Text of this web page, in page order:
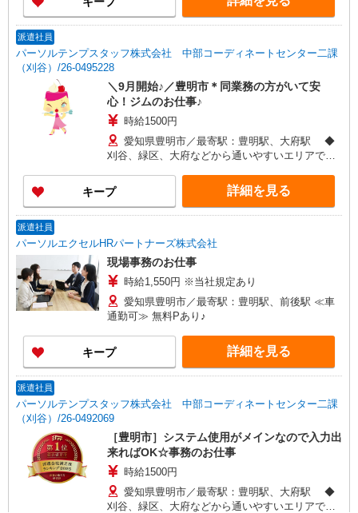
派遣社員
パーソルテンプスタッフ株式会社 中部コーディネートセンター二課
（刈谷）/26-0495228
＼9月開始♪／豊明市＊同業務の方がいて安
心！ジムのお仕事♪
時給1500円
愛知県豊明市／最寄駅：豊明駅、大府駅 ◆
刈谷、緑区、大府などから通いやすいエリアで
キープ 詳細を見る
派遣社員
パーソルエクセルHRパートナーズ株式会社
現場事務のお仕事
時給1,550円 ※当社規定あり
愛知県豊明市／最寄駅：豊明駅、前後駅 ≪車
通勤可≫ 無料Pあり♪
キープ 詳細を見る
派遣社員
パーソルテンプスタッフ株式会社 中部コーディネートセンター二課
（刈谷）/26-0492069
［豊明市］システム使用がメインなので入力出
来ればOK☆事務のお仕事
時給1500円
愛知県豊明市／最寄駅：豊明駅、大府駅 ◆
刈谷、緑区、大府などから通いやすいエリアで